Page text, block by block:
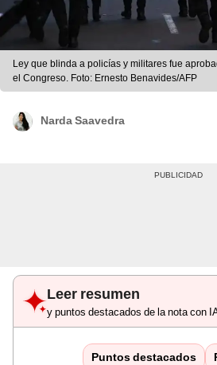
Ley que blinda a policías y militares fue
el Congreso. Foto: Ernesto Benavides/AFP
Narda Saavedra
Leer resumen
y puntos destacados de la nota con
Puntos destacados